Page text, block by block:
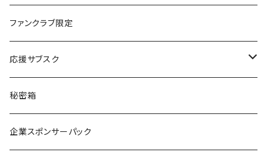
楽園うらら
りな
える
るか
ファンクラブ限定
応援サブスク
Green Note
Citrus Note
秘密箱
企業スポンサーパック